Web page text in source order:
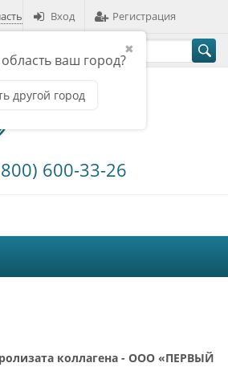
✖
ваш город?
другой город
Вход Регистрация
600-33-26
коллагена - ООО «ПЕРВЫЙ